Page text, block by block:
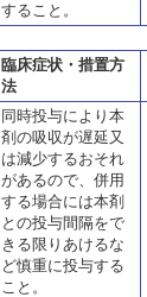
すること。
臨床症状・措置方
法
同時投与により本
剤の吸収が遅延又
は減少するおそれ
があるので、併用
する場合には本剤
との投与間隔をで
きる限りあけるな
ど慎重に投与する
こと。